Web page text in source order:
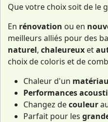
Que votre choix soit de le
En rénovation ou en
meilleurs alliés pour des
naturel, chaleureux et
choix de coloris et de
Chaleur d'un
Performances
Changez decouleur
Parfait pour les